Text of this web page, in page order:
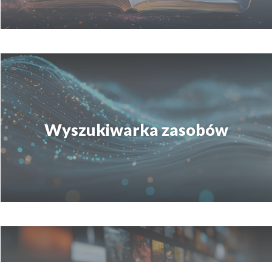
Wyszukiwarka zasobów